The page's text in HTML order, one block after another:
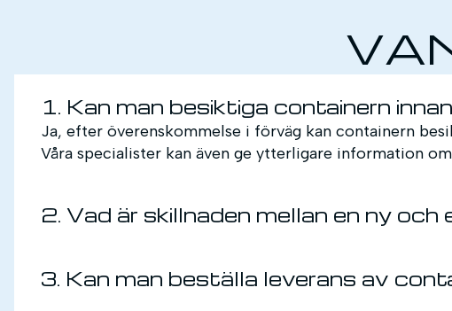
1. Kan man besiktiga containern
Ja, efter överenskommelse i förväg kan containern
Våra specialister kan även ge ytterligare information
2. Vad är skillnaden mellan en ny
3. Kan man beställa leverans av